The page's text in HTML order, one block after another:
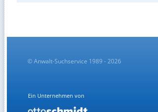
© Anwalt-Suchservice 1989 - 2026
Ein Unternehmen von